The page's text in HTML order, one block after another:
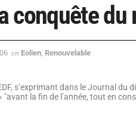
conquête
en Eolien Renouvelable
s’exprimant dans le Journal
"avant la fin de l’année, tout en